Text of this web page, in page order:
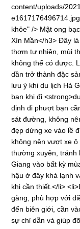
content/uploads/
khỏe" /> Mật ong
Xín Mần</h3> Đây
thơm tự nhiên, mùi
không thể có được.
dần trở thành đặc
lưu ý khi du lịch Hà
bạn khi đi
định đi phượt bạn
sát đường, không
đẹp dừng xe vào lề
không nên vượt xe
thường xuyên, tránh
Giang vào bất kỳ
hậu ở đây khá lạnh
khi cần thiết.</li>
gàng, phù hợp với
đến biên giới, cần
sự chỉ dẫn và giúp